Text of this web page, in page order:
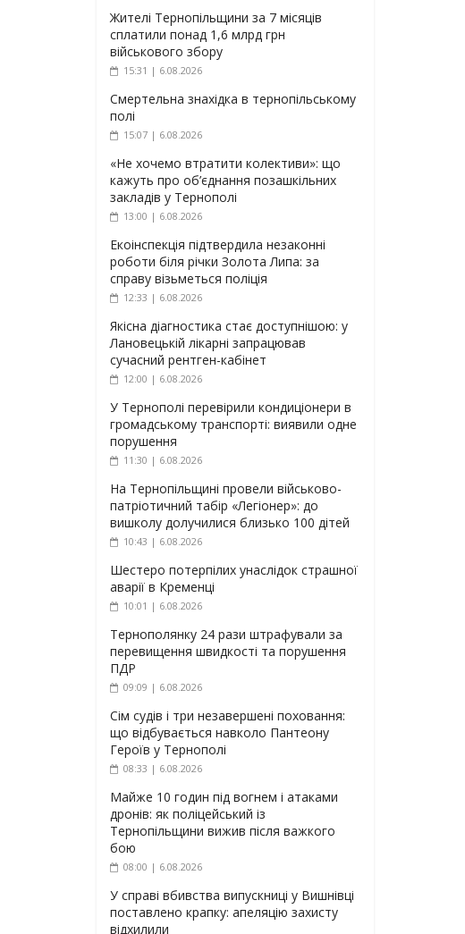
Жителі Тернопільщини за 7 місяців
сплатили понад 1,6 млрд грн
військового збору
15:31 | 6.08.2026
Смертельна знахідка в тернопільському
полі
15:07 | 6.08.2026
«Не хочемо втратити колективи»: що
кажуть про об’єднання позашкільних
закладів у Тернополі
13:00 | 6.08.2026
Екоінспекція підтвердила незаконні
роботи біля річки Золота Липа: за
справу візьметься поліція
12:33 | 6.08.2026
Якісна діагностика стає доступнішою: у
Лановецькій лікарні запрацював
сучасний рентген-кабінет
12:00 | 6.08.2026
У Тернополі перевірили кондиціонери в
громадському транспорті: виявили одне
порушення
11:30 | 6.08.2026
На Тернопільщині провели військово-
патріотичний табір «Легіонер»: до
вишколу долучилися близько 100 дітей
10:43 | 6.08.2026
Шестеро потерпілих унаслідок страшної
аварії в Кременці
10:01 | 6.08.2026
Тернополянку 24 рази штрафували за
перевищення швидкості та порушення
ПДР
09:09 | 6.08.2026
Сім судів і три незавершені поховання:
що відбувається навколо Пантеону
Героїв у Тернополі
08:33 | 6.08.2026
Майже 10 годин під вогнем і атаками
дронів: як поліцейський із
Тернопільщини вижив після важкого
бою
08:00 | 6.08.2026
У справі вбивства випускниці у Вишнівці
поставлено крапку: апеляцію захисту
відхилили